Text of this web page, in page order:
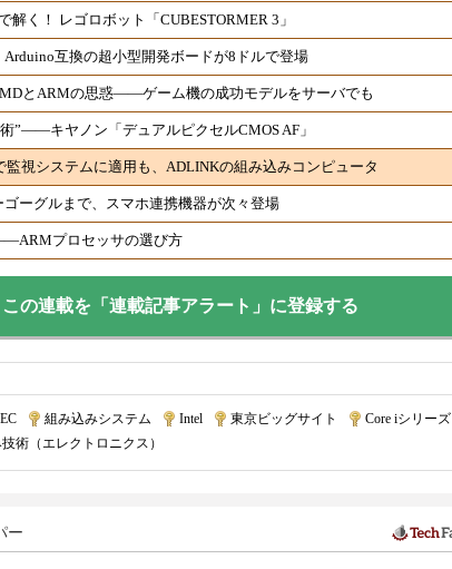
解く！ レゴロボット「CUBESTORMER 3」
互換の超小型開発ボードが8ドルで登場
とARMの思惑――ゲーム機の成功モデルをサーバでも
”――キヤノン「デュアルピクセルCMOS AF」
監視システムに適用も、ADLINKの組み込みコンピュータ
ーグルまで、スマホ連携機器が次々登場
プロセッサの選び方
この連載を「連載記事アラート」に登録する
組み込みシステム Intel 東京ビッグサイト Core iシリーズ
術（エレクトロニクス）
ー